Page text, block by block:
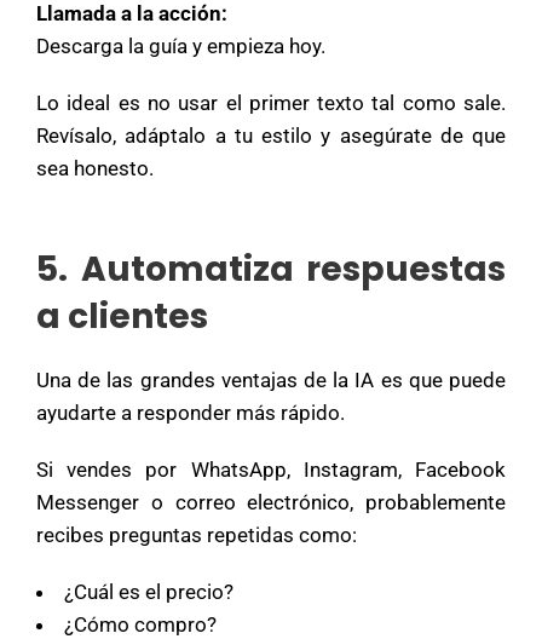
Llamada a la acción:
Descarga la guía y empieza hoy.
Lo ideal es no usar el primer texto tal como sale.
Revísalo, adáptalo a tu estilo y asegúrate de que
sea honesto.
5. Automatiza respuestas
a clientes
Una de las grandes ventajas de la IA es que puede
ayudarte a responder más rápido.
Si vendes por WhatsApp, Instagram, Facebook
Messenger o correo electrónico, probablemente
recibes preguntas repetidas como:
¿Cuál es el precio?
¿Cómo compro?